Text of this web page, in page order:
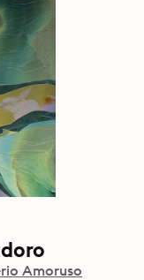
Amoruso